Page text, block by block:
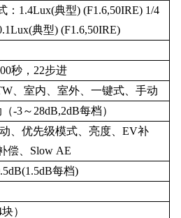
：1.4Lux(典型) (F1.6,50IRE) 1/4
典型) (F1.6,50IRE)
秒，22步进
、室内、室外、一键式、手动
-3～28dB,2dB每档）
、优先级模式、亮度、EV补
偿、Slow AE
每档)
）